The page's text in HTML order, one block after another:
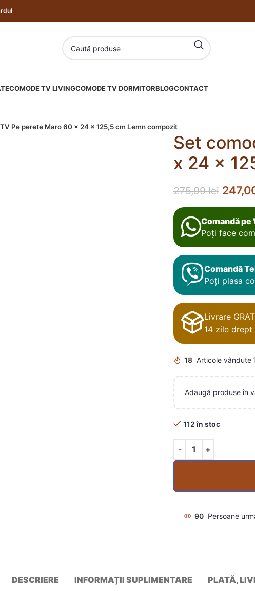
COMODE TV LIVINGCOMODE TV DORMITORBLOGCONTACT
Pe perete Maro 60 x 24 x 125,5 cm Lemn compozit
Set
x 24 x
275,99lei
Comandă
Poți face
Comandă
Poți plasa
Livrare
14 zile drept
18 Articole vândute
Adaugă produse în
112 în stoc
90 Persoane
DESCRIERE INFORMAȚII SUPLIMENTARE PLATĂ,